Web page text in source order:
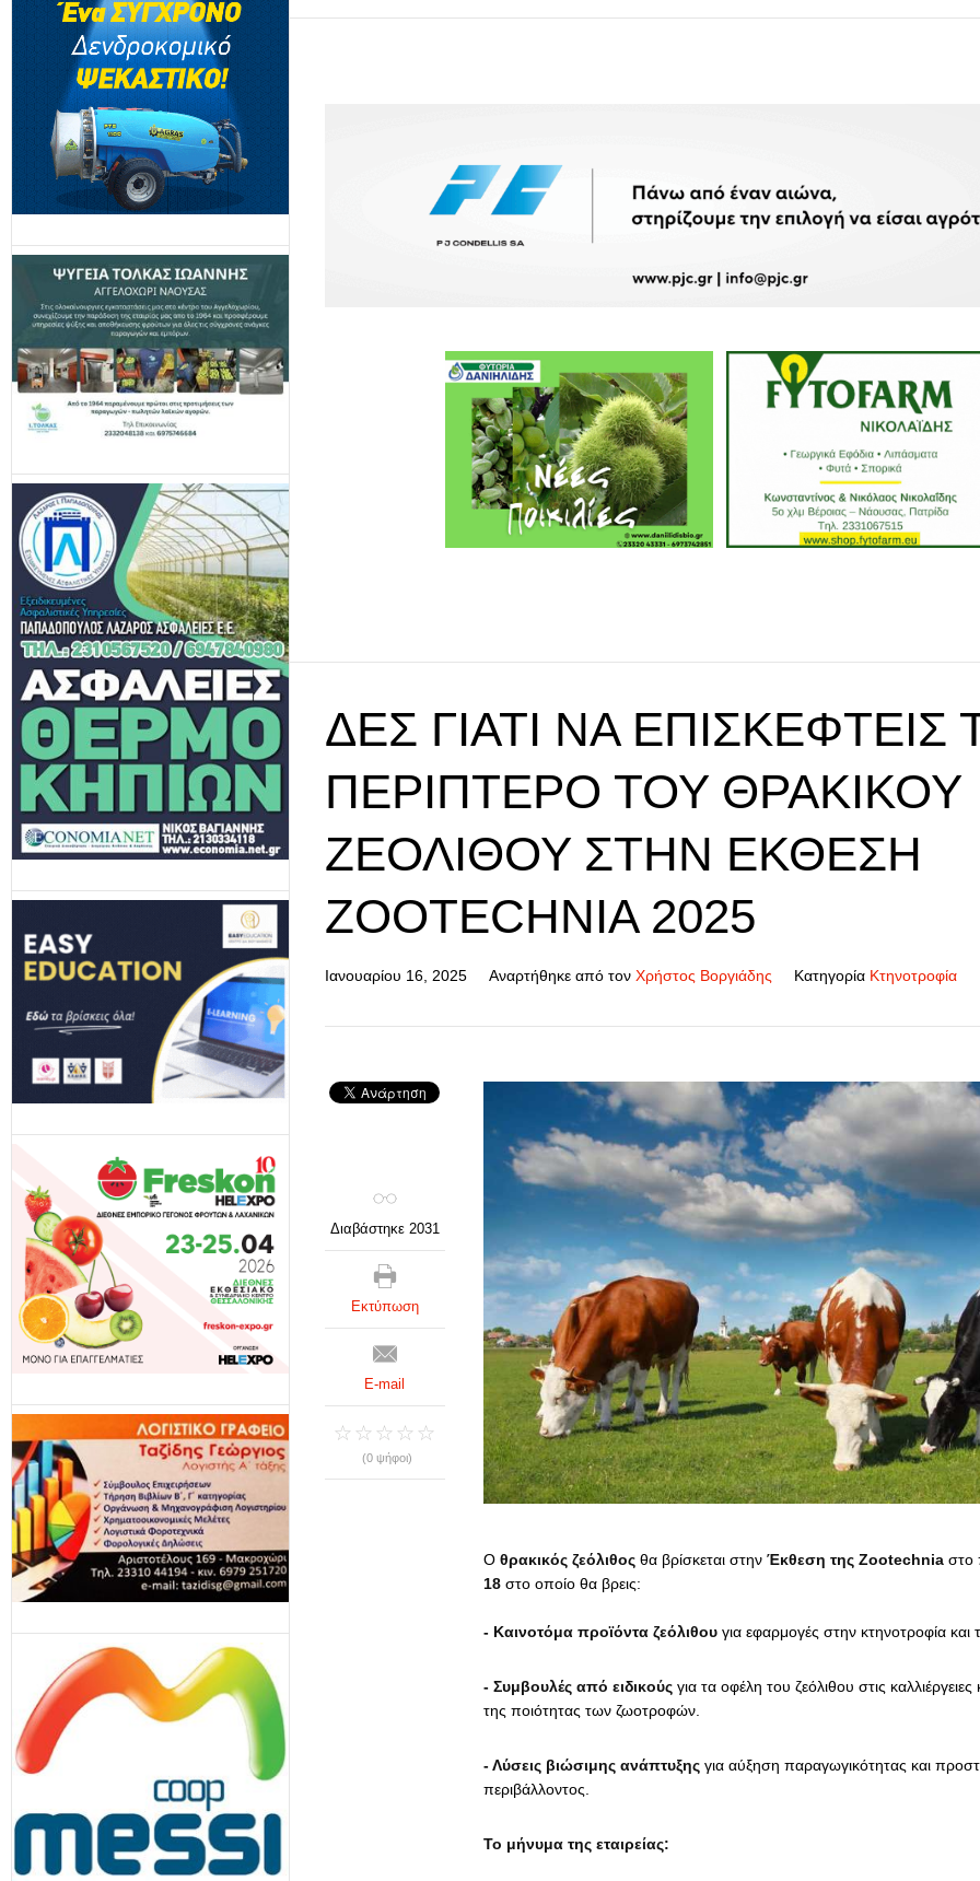
ΔΕΣ ΓΙΑΤΊ ΝΑ ΕΠΙΣΚΕΦΤΕΊΣ
ΠΕΡΊΠΤΕΡΟ ΤΟΥ ΘΡΑΚΙΚΟΥ
ΖΕΌΛΙΘΟΥ ΣΤΗΝ ΈΚΘΕΣΗ
ZOOTECHNIA 2025
Ιανουαρίου 16, 2025 Αναρτήθηκε από τον Χρήστος Βοργιάδης Κατηγορία Κτηνοτροφία
Ο θρακικός ζεόλιθοςθα βρίσκεται στην Έκθεση της Zootechniaστο
18στο οποίο θα βρεις:
- Καινοτόμα προϊόντα ζεόλιθουγια εφαρμογές στην κτηνοτροφία και
- Συμβουλές από ειδικούςγια τα οφέλη του ζεόλιθου στις
της ποιότητας των ζωοτροφών.
- Λύσεις βιώσιμης ανάπτυξηςγια αύξηση παραγωγικότητας και
περιβάλλοντος.
Το μήνυμα της εταιρείας:
Διαβάστηκε 2031
Εκτύπωση
E-mail
(0 ψήφοι)